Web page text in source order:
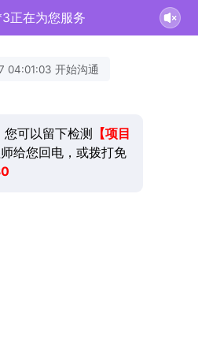
正在为您服务
04:01:03 开始沟通
您可以留下检测
【项目
给您回电，或拨打免